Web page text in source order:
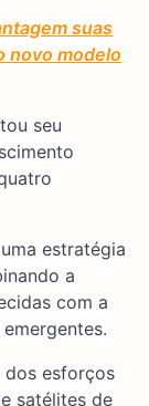
suas
novo modelo
seu
estratégia
a
com a
dos esforços
satélites de